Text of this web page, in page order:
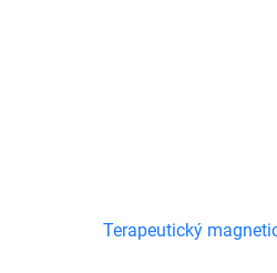
Terapeutický